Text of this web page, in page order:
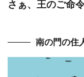
さぁ、王のご命
南の門の住